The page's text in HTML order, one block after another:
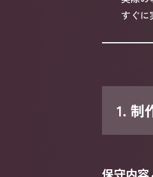
すぐに
1. 制